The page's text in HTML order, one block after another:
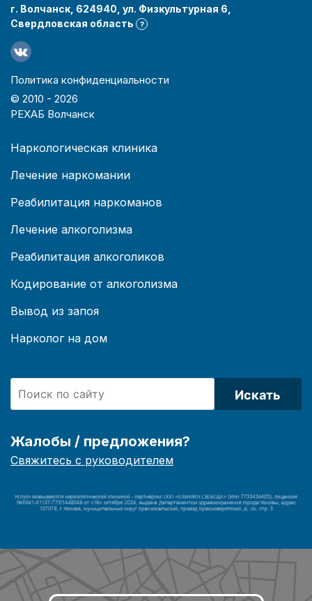
г. Волчанск, 624940, ул. Физкультурная 6,
Свердловская область
?
Политика конфиденциальности
© 2010 - 2026
РЕХАБ Волчанск
Наркологическая клиника
Лечение наркомании
Реабилитация наркоманов
Лечение алкоголизма
Реабилитация алкоголиков
Кодирование от алкоголизма
Вывод из запоя
Нарколог на дом
Искать
Жалобы / предложения?
Свяжитесь с руководителем